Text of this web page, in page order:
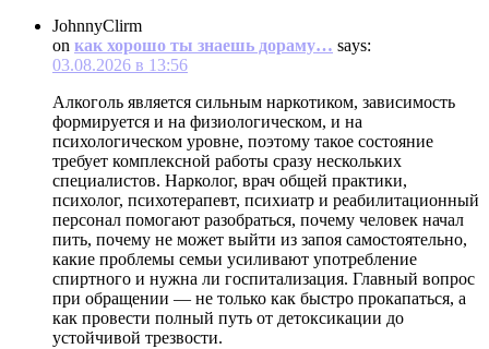
JohnnyClirm
on как хорошо ты знаешь дораму… says:
03.08.2026 в 13:56
Алкоголь является сильным наркотиком, зависимость
формируется и на физиологическом, и на
психологическом уровне, поэтому такое состояние
требует комплексной работы сразу нескольких
специалистов. Нарколог, врач общей практики,
психолог, психотерапевт, психиатр и реабилитационный
персонал помогают разобраться, почему человек начал
пить, почему не может выйти из запоя самостоятельно,
какие проблемы семьи усиливают употребление
спиртного и нужна ли госпитализация. Главный вопрос
при обращении — не только как быстро прокапаться, а
как провести полный путь от детоксикации до
устойчивой трезвости.